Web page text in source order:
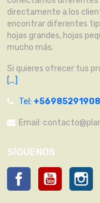
directamente a los
encontrar diferentes
hojas grandes, hojas
mucho más.
Si quieres ofrecer tus
[...]
Tel: +56985291908
Email:
SÍGUENOS
Facebook YouTube